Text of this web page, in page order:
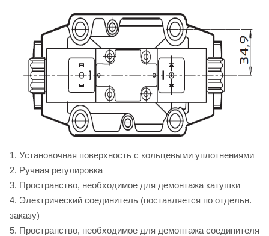
1. Установочная поверхность с кольцевыми уплотнениями
2. Ручная регулировка
3. Пространство, необходимое для демонтажа катушки
4. Электрический соединитель (поставляется по отдельн.
заказу)
5. Пространство, необходимое для демонтажа соединителя